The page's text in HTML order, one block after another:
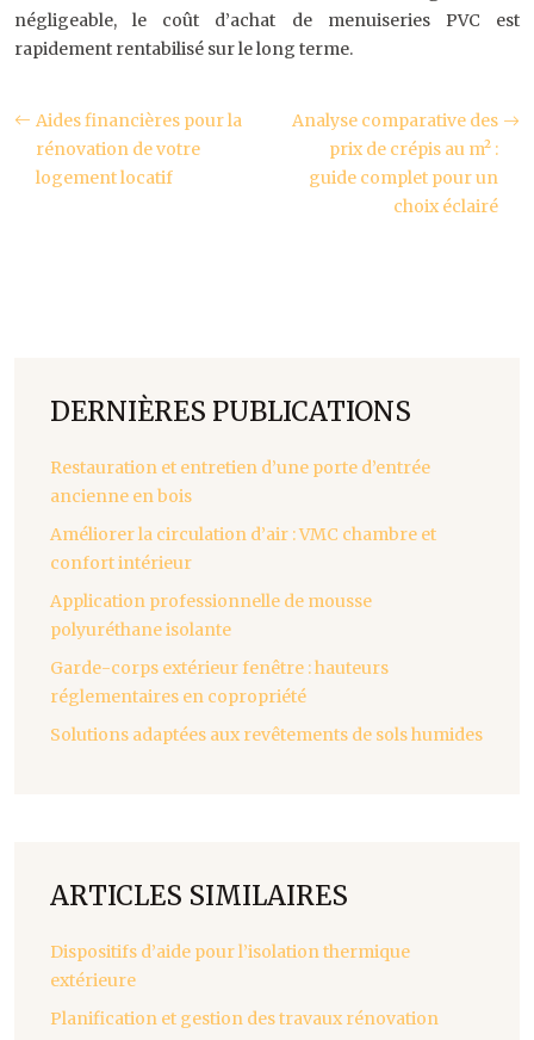
négligeable, le coût d’achat de menuiseries PVC est
rapidement rentabilisé sur le long terme.
Aides financières pour la
rénovation de votre
logement locatif
Analyse comparative des
prix de crépis au m² :
guide complet pour un
choix éclairé
DERNIÈRES PUBLICATIONS
Restauration et entretien d’une porte d’entrée
ancienne en bois
Améliorer la circulation d’air : VMC chambre et
confort intérieur
Application professionnelle de mousse
polyuréthane isolante
Garde-corps extérieur fenêtre : hauteurs
réglementaires en copropriété
Solutions adaptées aux revêtements de sols humides
ARTICLES SIMILAIRES
Dispositifs d’aide pour l’isolation thermique
extérieure
Planification et gestion des travaux rénovation